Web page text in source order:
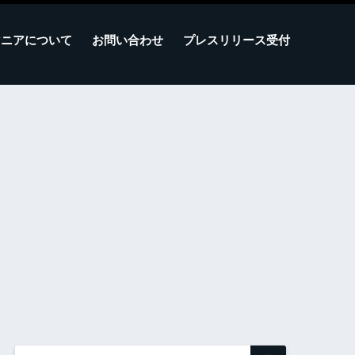
アについて お問い合わせ プレスリリース受付